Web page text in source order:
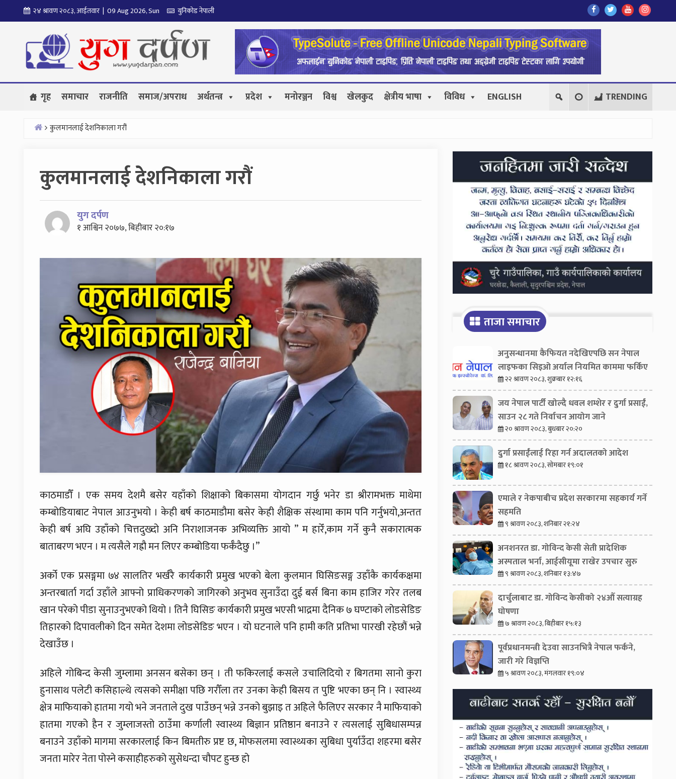
to
२४ श्रावण २०८३, आईतवार | 09 Aug 2026, Sun युनिकोड नेपाली
Find
Us
On
Facebook
Find
Us
Find
Us
Follow
Us
गृह समाचार राजनीति समाज/अपराध अर्थतन्त्र प्रदेश मनोरञ्जन विश्व खेलकुद क्षेत्रीय भाषा विविध ENGLISH TRENDING
कुलमानलाई देशनिकाला गरौं
कुलमानलाई देशनिकाला गरौं
युग दर्पण
१ आश्विन २०७७, बिहीबार २०:१७
काठमाडौँ । एक समय देशमै बसेर यहाँको शिक्षाको बिकासमा योगदान गर्छु भनेर डा श्रीरामभक्त माथेमा
कम्बोडियाबाट नेपाल आउनुभयो । केही बर्ष काठमाडौमा बसेर केही शैक्षिक संस्थामा काम पनि गर्नुभयो,अन्तत
केही बर्ष अघि उहाँको चित्तदुख्दो अनि निराशाजनक अभिव्यक्ति आयो ” म हारेँ,काम गर्ने कुनै सकारात्मक
बाताबरण भएन । म त्यसैले गह्रौ मन लिएर कम्बोडिया फर्कँदैछु ।”
अर्को एक प्रसङ्गमा ७४ सालतिर भर्खरै कार्यकारी प्रमुख भएको बेला कुलमान घिसिङसङ्ग उहाँकै कार्यकक्षमा
अन्तरबार्ता गर्दा उहाँले आफ्नो प्राधिकरणको जागिरको अनुभव सुनाउँदा दुई बर्स बिना काम हाजिर गरेर तलब
खान परेको पीडा सुनाउनुभएको थियो । तिनै घिसिङ कार्यकारी प्रमुख भएसी भाद्रमा दैनिक ७ घण्टाको लोडसेडिङ
तिहारको दिपावलीको दिन समेत देशमा लोडसेडिङ भएन । यो घटनाले पनि हामी कति प्रतिभा पारखी रहेछौं भन्ने
देखाउँछ ।
अहिले गोबिन्द केसी जुम्लामा अनसन बसेका छन् । ती फकिरलाई कसले उचालिदियो र बिगतमा सानो कुरा
हुनासाथ पलेटी कसिहाल्थे त्यसको समीक्षा पछि गरौँला तर उनका केही बिसय त पुष्टि भएका छन् नि । स्वास्थ्य
क्षेत्र माफियाको हातमा गयो भने जनताले दुख पाउँछन् भन्ने उनको बुझाइ त अहिले फैलिएर सरकार नै माफियाको
हातमा गएको हैन र जुम्लाजस्तो ठाउँमा कर्णाली स्वास्थ्य बिज्ञान प्रतिष्ठान बनाउने र त्यसलाई सुबिधासम्पन्न
बनाउने उहाँको मागमा सरकारलाई किन बिमतीरु प्रष्ट छ, मोफसलमा स्वास्थ्यका सुबिधा पुर्याउँदा शहरमा बसेर
जनता मारेर नेता पोस्ने कसाहीहरुको सुसेधन्दा चौपट हुन्छ हो
Secondary
Sidebar
ताजा समाचार
अनुसन्धानमा कैफियत नदेखिएपछि सन नेपाल
लाइफका सिइओ अर्याल नियमित काममा फर्किए
२२ श्रावण २०८३, शुक्रबार १२:१६
जय नेपाल पार्टी खोल्दै धवल शम्शेर र दुर्गा प्रसाईं,
साउन २८ गते निर्वाचन आयोग जाने
२० श्रावण २०८३, बुधबार २०:२०
दुर्गा प्रसाईंलाई रिहा गर्न अदालतको आदेश
१८ श्रावण २०८३, सोमबार १९:०१
एमाले र नेकपाबीच प्रदेश सरकारमा सहकार्य गर्ने
सहमति
९ श्रावण २०८३, शनिबार २१:२४
अनशनरत डा. गोविन्द केसी सेती प्रादेशिक
अस्पताल भर्ना, आईसीयूमा राखेर उपचार सुरु
९ श्रावण २०८३, शनिबार १३:४७
दार्चुलाबाट डा. गोविन्द केसीको २४औँ सत्याग्रह
घोषणा
७ श्रावण २०८३, बिहीबार १५:१३
पूर्वप्रधानमन्त्री देउवा साउनभित्रै नेपाल फर्कने,
जारी गरे विज्ञप्ति
५ श्रावण २०८३, मंगलवार १९:०४